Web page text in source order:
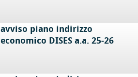
avviso piano indirizzo
economico DISES a.a. 25-26